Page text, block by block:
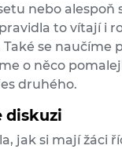
nebo alespoň
to vítají i
se naučíme
o něco
druhého.
diskuzi
jak si mají žáci